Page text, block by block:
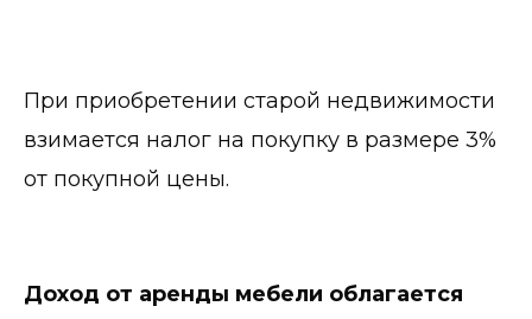
При приобретении старой недвижимости
взимается налог на покупку в размере 3%
от покупной цены.
Доход от аренды мебели облагается